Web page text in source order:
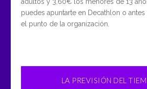
puedes apuntarte en Decathlon o antes
el punto de la organización.
LA PREVISIÓN DEL